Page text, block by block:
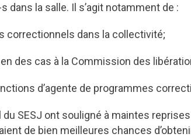
la salle. Il s’agit notamment de :
correctionnels dans la collectivité;
des cas à la Commission des
d’agente de programmes
SESJ ont souligné à maintes
de bien meilleures chances